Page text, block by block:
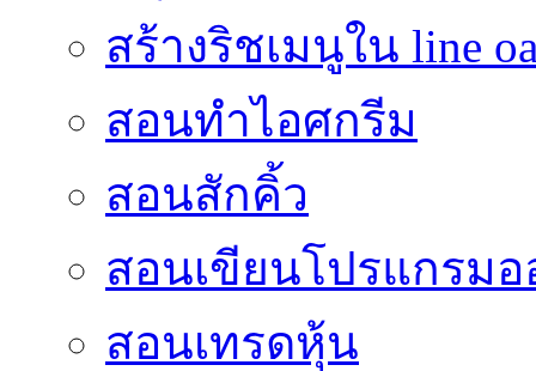
สร้างริชเมนูใน line
สอนทำไอศกรีม
สอนสักคิ้ว
สอนเขียนโปรแกรม
สอนเทรดหุ้น